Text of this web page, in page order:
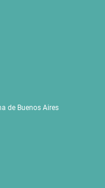
de Buenos Aires